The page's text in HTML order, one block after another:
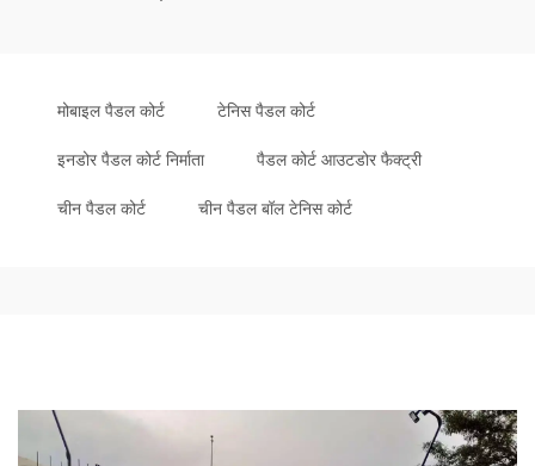
मोबाइल पैडल कोर्ट टेनिस पैडल कोर्ट
इनडोर पैडल कोर्ट निर्माता पैडल कोर्ट आउटडोर फैक्ट्री
चीन पैडल कोर्ट चीन पैडल बॉल टेनिस कोर्ट